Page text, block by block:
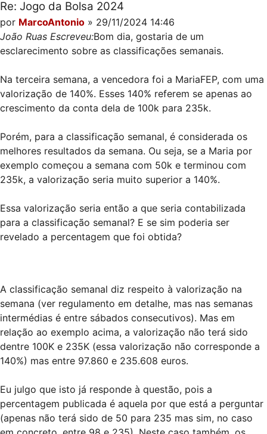
Re: Jogo da Bolsa 2024
por MarcoAntonio » 29/11/2024 14:46
João Ruas Escreveu:Bom dia, gostaria de um
esclarecimento sobre as classificações semanais.
Na terceira semana, a vencedora foi a MariaFEP, com uma
valorização de 140%. Esses 140% referem se apenas ao
crescimento da conta dela de 100k para 235k.
Porém, para a classificação semanal, é considerada os
melhores resultados da semana. Ou seja, se a Maria por
exemplo começou a semana com 50k e terminou com
235k, a valorização seria muito superior a 140%.
Essa valorização seria então a que seria contabilizada
para a classificação semanal? E se sim poderia ser
revelado a percentagem que foi obtida?
A classificação semanal diz respeito à valorização na
semana (ver regulamento em detalhe, mas nas semanas
intermédias é entre sábados consecutivos). Mas em
relação ao exemplo acima, a valorização não terá sido
dentre 100K e 235K (essa valorização não corresponde a
140%) mas entre 97.860 e 235.608 euros.
Eu julgo que isto já responde à questão, pois a
percentagem publicada é aquela por que está a perguntar
(apenas não terá sido de 50 para 235 mas sim, no caso